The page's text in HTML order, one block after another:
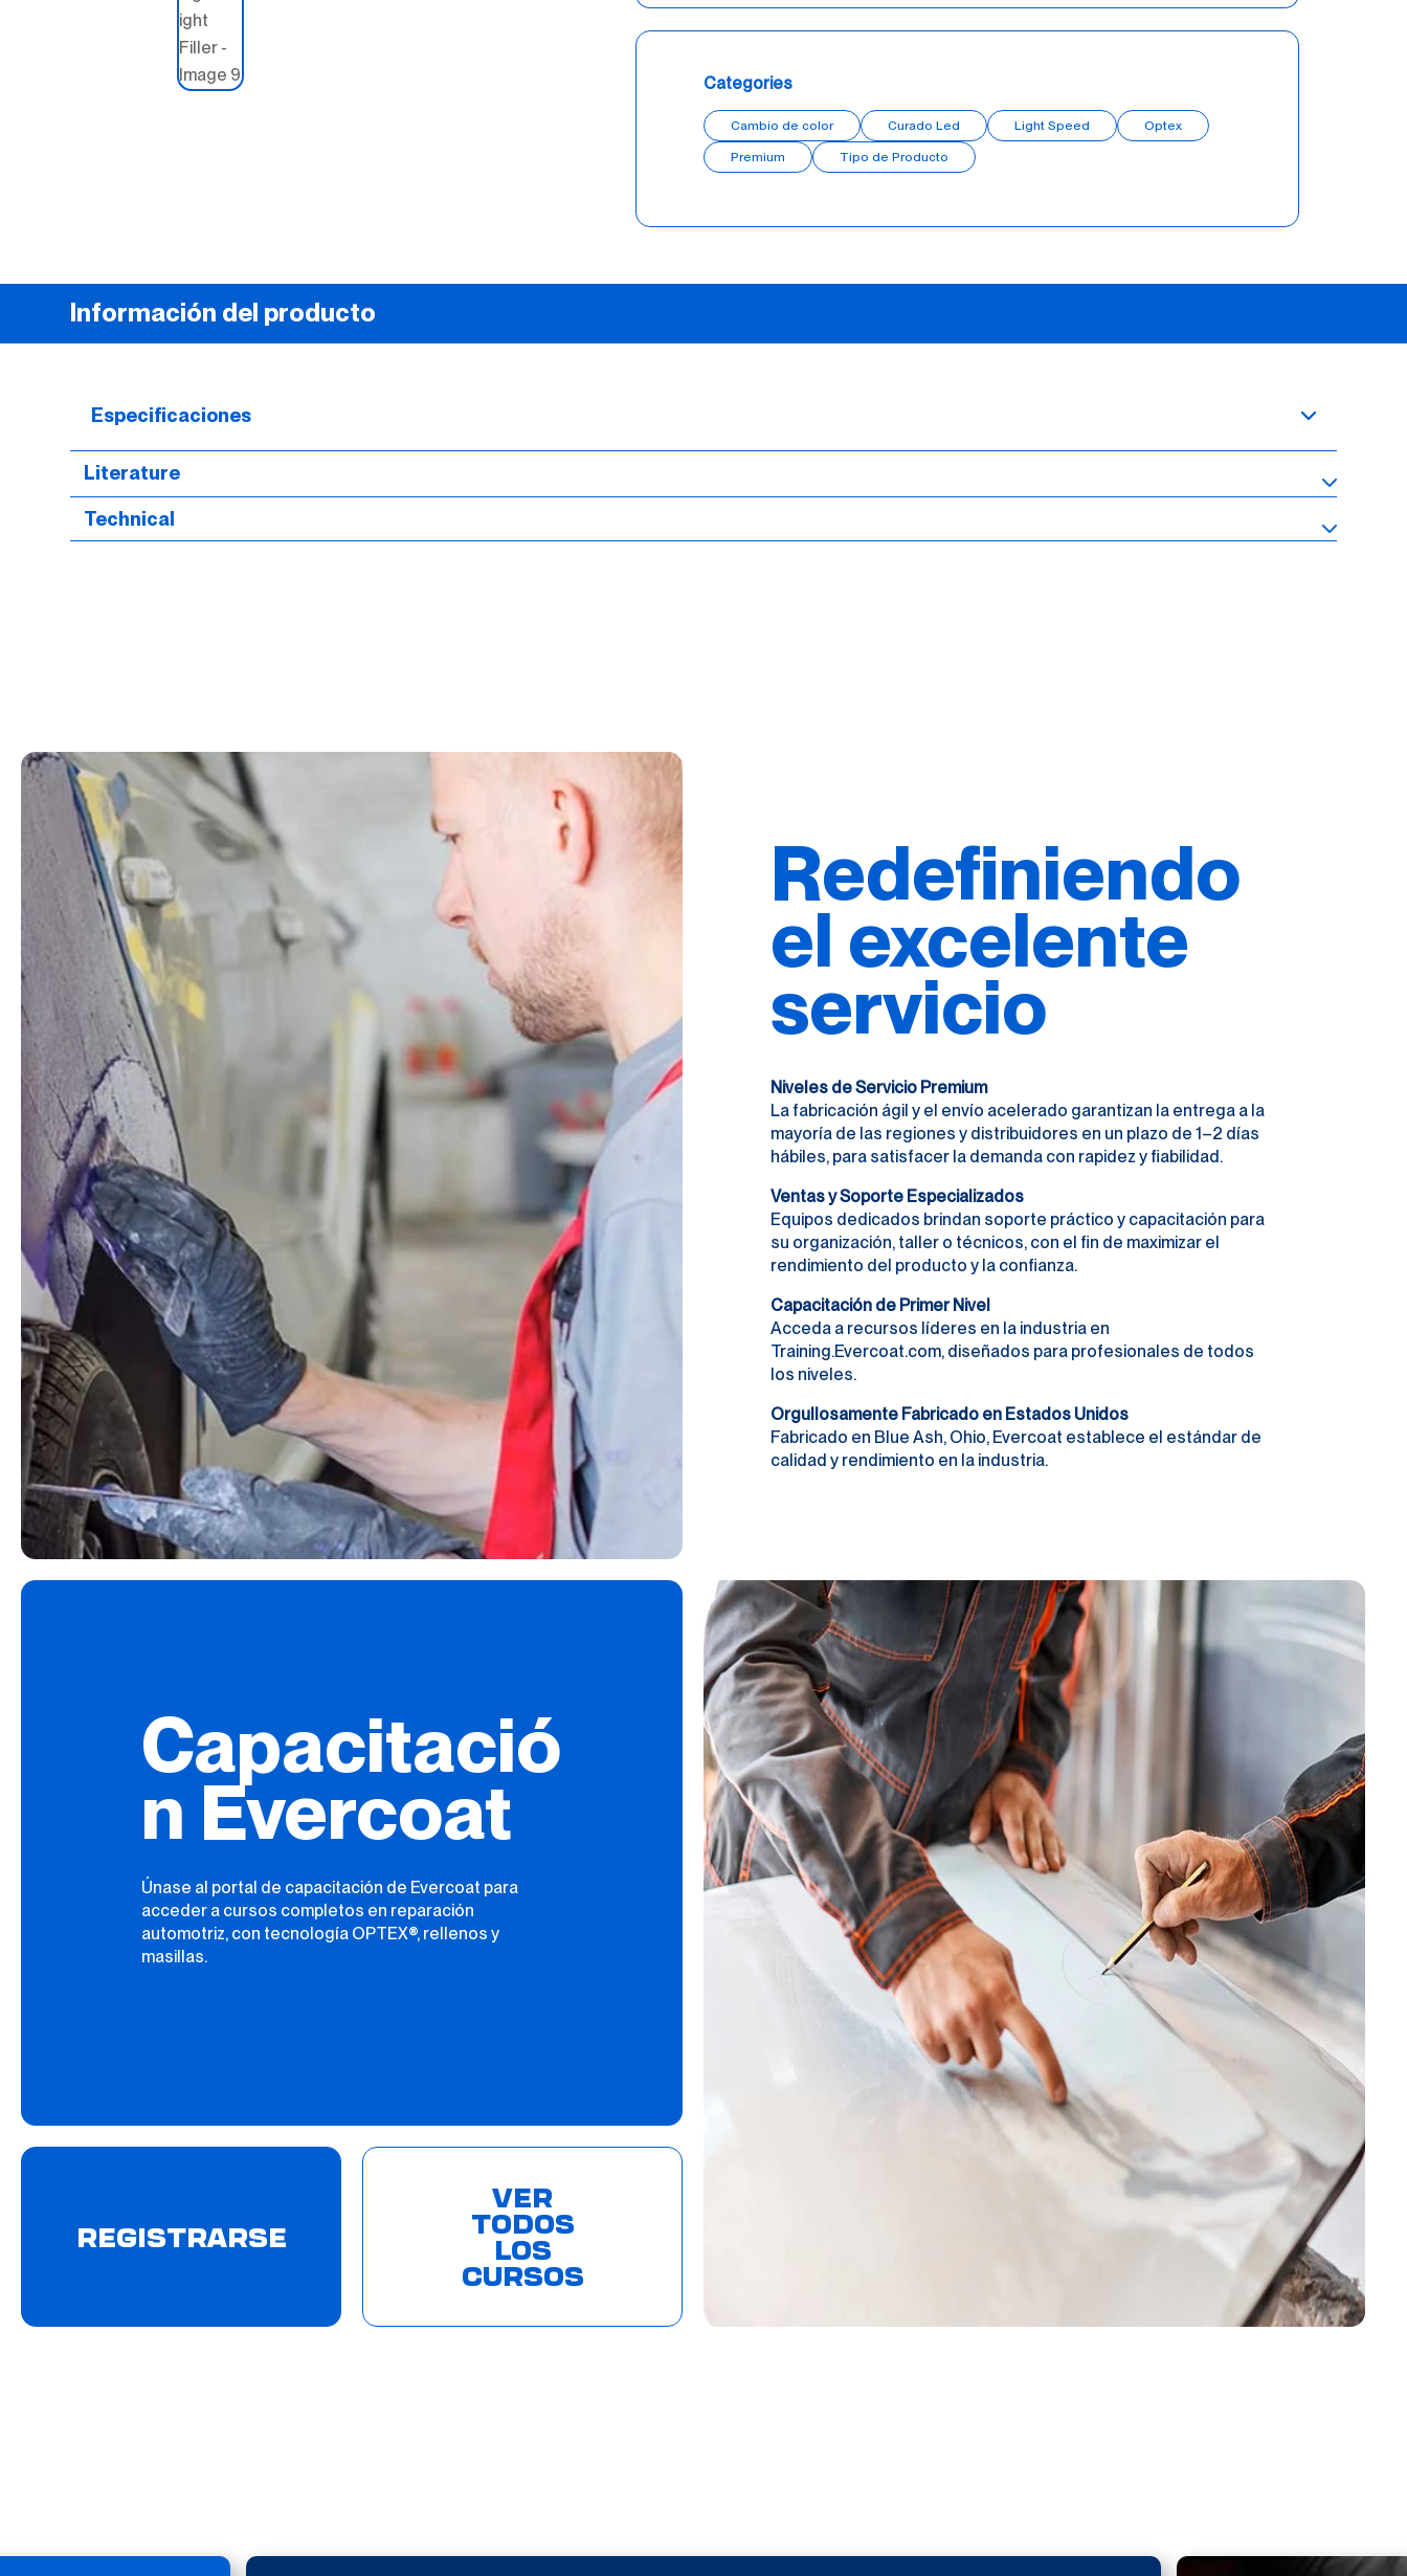
Categories
Cambio de color Curado Led Light Speed Optex
Premium Tipo de Producto
Información del producto
Especificaciones
Literature
Technical
Redefiniendo
el excelente
servicio
Niveles de Servicio Premium
La fabricación ágil y el envío acelerado garantizan la entrega a la
mayoría de las regiones y distribuidores en un plazo de 1–2 días
hábiles, para satisfacer la demanda con rapidez y fiabilidad.
Ventas y Soporte Especializados
Equipos dedicados brindan soporte práctico y capacitación para
su organización, taller o técnicos, con el fin de maximizar el
rendimiento del producto y la confianza.
Capacitación de Primer Nivel
Acceda a recursos líderes en la industria en
Training.Evercoat.com, diseñados para profesionales de todos
los niveles.
Orgullosamente Fabricado en Estados Unidos
Fabricado en Blue Ash, Ohio, Evercoat establece el estándar de
calidad y rendimiento en la industria.
Capacitació
n Evercoat
Únase al portal de capacitación de Evercoat para
acceder a cursos completos en reparación
automotriz, con tecnología OPTEX®, rellenos y
masillas.
REGISTRARSE
VER
TODOS
LOS
CURSOS